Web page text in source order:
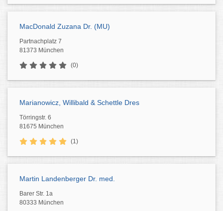
MacDonald Zuzana Dr. (MU)
Partnachplatz 7
81373 München
(0)
Marianowicz, Willibald & Schettle Dres
Törringstr. 6
81675 München
(1)
Martin Landenberger Dr. med.
Barer Str. 1a
80333 München